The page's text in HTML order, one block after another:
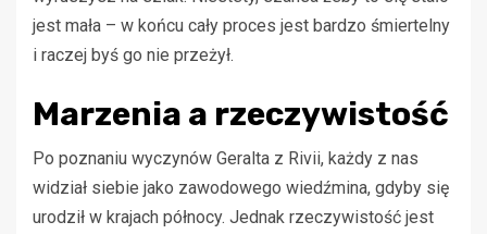
jest mała – w końcu cały proces jest bardzo śmiertelny
i raczej byś go nie przeżył.
Marzenia a rzeczywistość
Po poznaniu wyczynów Geralta z Rivii, każdy z nas
widział siebie jako zawodowego wiedźmina, gdyby się
urodził w krajach północy. Jednak rzeczywistość jest